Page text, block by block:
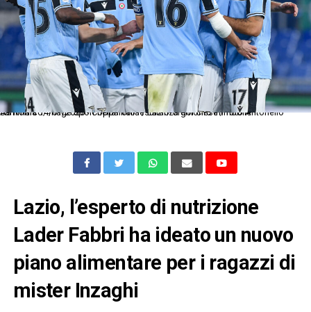
As Roma 14/01/2020 - Coppa Italia / Lazio-Cremonese / foto Antonello Sammarco/Image Sport nella foto: esultanza gol Ciro Immobile
Lazio, l’esperto di nutrizione
Lader Fabbri ha ideato un nuovo
piano alimentare per i ragazzi di
mister Inzaghi